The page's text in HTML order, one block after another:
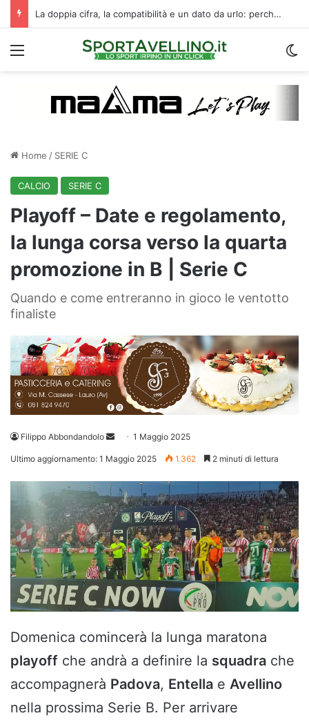
La doppia cifra, la compatibilità e un dato da urlo: perché l’Avellino ha rimesso Biasci al centro del villaggio
Menu
Home / SERIE C
CALCIO SERIE C
Playoff – Date e regolamento,
la lunga corsa verso la quarta
promozione in B | Serie C
Quando e come entreranno in gioco le ventotto
finaliste
Filippo Abbondandolo
Invia 1 Maggio 2025
Ultimo aggiornamento: 1 Maggio 2025 1.362 2 minuti di lettura
Domenica comincerà la lunga maratona
playoff che andrà a definire la squadra che
accompagnerà Padova, Entella e Avellino
nella prossima Serie B. Per arrivare